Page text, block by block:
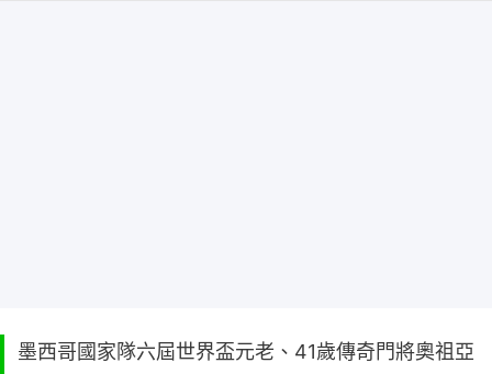
墨西哥國家隊六屆世界盃元老、41歲傳奇門將奧祖亞